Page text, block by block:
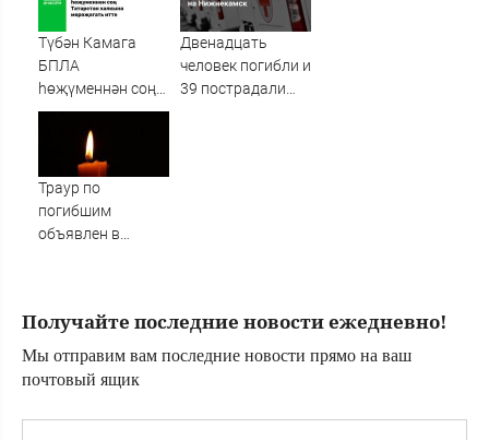
ребенок
Түбән Камага
БПЛА
һөҗүменнән соң
Рөстәм
Миңнеханов
Татарстан
халкына
мөрәҗәгать итте
Двенадцать
человек погибли и
39 пострадали
Траур по
погибшим
объявлен в
Вести.ru
Получайте последние новости ежедневно!
Мы отправим вам последние новости прямо на ваш
почтовый ящик